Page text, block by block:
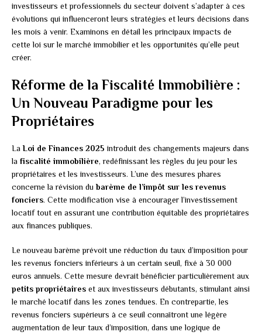
investisseurs et professionnels du secteur doivent s’adapter à ces
évolutions qui influenceront leurs stratégies et leurs décisions dans
les mois à venir. Examinons en détail les principaux impacts de
cette loi sur le marché immobilier et les opportunités qu’elle peut
créer.
Réforme de la Fiscalité Immobilière :
Un Nouveau Paradigme pour les
Propriétaires
LaLoi de Finances 2025 introduit des changements majeurs dans
la fiscalité immobilière, redéfinissant les règles du jeu pour les
propriétaires et les investisseurs. L’une des mesures phares
concerne la révision dubarème de l’impôt sur les revenus
fonciers. Cette modification vise à encourager l’investissement
locatif tout en assurant une contribution équitable des propriétaires
aux finances publiques.
Le nouveau barème prévoit une réduction du taux d’imposition pour
les revenus fonciers inférieurs à un certain seuil, fixé à 30 000
euros annuels. Cette mesure devrait bénéficier particulièrement aux
petits propriétaires et aux investisseurs débutants, stimulant ainsi
le marché locatif dans les zones tendues. En contrepartie, les
revenus fonciers supérieurs à ce seuil connaîtront une légère
augmentation de leur taux d’imposition, dans une logique de